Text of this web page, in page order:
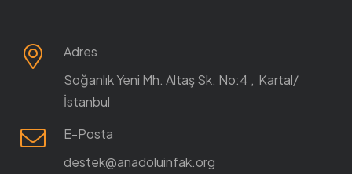
Adres
Soğanlık Yeni Mh. Altaş Sk. No:4 , Kartal/
İstanbul
E-Posta
destek@anadoluinfak.org